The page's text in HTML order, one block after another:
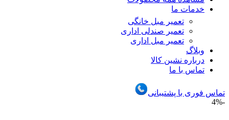
خدمات ما
تعمیر مبل خانگی
تعمیر صندلی اداری
تعمیر مبل اداری
وبلاگ
درباره نشین کالا
تماس با ما
تماس فوری با پشتیبانی
-4%